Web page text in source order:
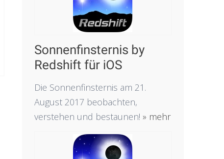
Sonnenfinsternis by
Redshift für iOS
Die Sonnenfinsternis am 21.
August 2017 beobachten,
verstehen und bestaunen! » mehr